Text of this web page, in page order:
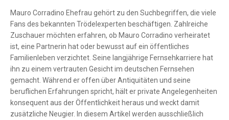
Mauro Corradino Ehefrau gehört zu den Suchbegriffen, die viele
Fans des bekannten Trödelexperten beschäftigen. Zahlreiche
Zuschauer möchten erfahren, ob Mauro Corradino verheiratet
ist, eine Partnerin hat oder bewusst auf ein öffentliches
Familienleben verzichtet. Seine langjährige Fernsehkarriere hat
ihn zu einem vertrauten Gesicht im deutschen Fernsehen
gemacht. Während er offen über Antiquitäten und seine
beruflichen Erfahrungen spricht, hält er private Angelegenheiten
konsequent aus der Öffentlichkeit heraus und weckt damit
zusätzliche Neugier. In diesem Artikel werden ausschließlich